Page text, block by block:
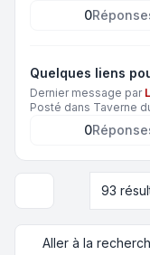
0
Quelques liens
Dernier message par
Posté dans Taverne
0
Options d’affichage
93
Aller à la